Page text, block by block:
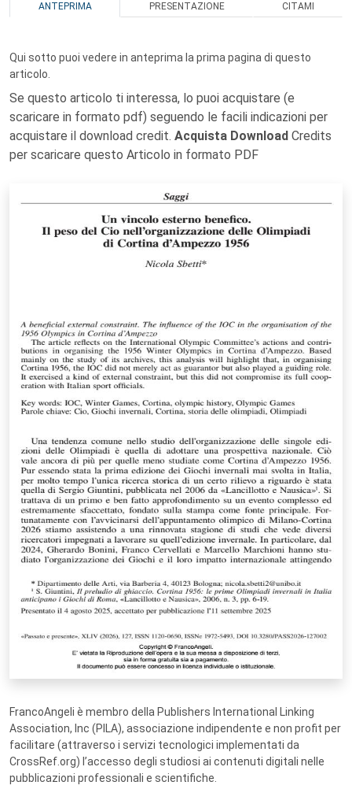
ANTEPRIMA PRESENTAZIONE CITAMI
Qui sotto puoi vedere in anteprima la prima pagina di questo
articolo.
Se questo articolo ti interessa, lo puoi acquistare (e
scaricare in formato pdf) seguendo le facili indicazioni per
acquistare il download credit. Acquista Download Credits
per scaricare questo Articolo in formato PDF
FrancoAngeli è membro della Publishers International Linking
Association, Inc (PILA), associazione indipendente e non profit per
facilitare (attraverso i servizi tecnologici implementati da
CrossRef.org) l’accesso degli studiosi ai contenuti digitali nelle
pubblicazioni professionali e scientifiche.